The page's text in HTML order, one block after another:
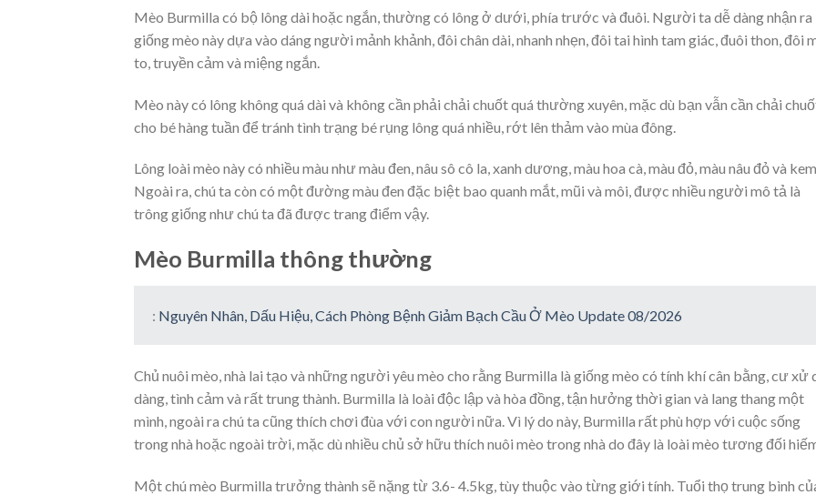
Mèo Burmilla có bộ lông dài hoặc ngắn, thường có lông ở dưới, phía trước và đuôi. Người ta dễ dàng nhận ra
giống mèo này dựa vào dáng người mảnh khảnh, đôi chân dài, nhanh nhẹn, đôi tai hình tam giác, đuôi thon, đôi
to, truyền cảm và miệng ngắn.
Mèo này có lông không quá dài và không cần phải chải chuốt quá thường xuyên, mặc dù bạn vẫn cần chải
cho bé hàng tuần để tránh tình trạng bé rụng lông quá nhiều, rớt lên thảm vào mùa đông.
Lông loài mèo này có nhiều màu như màu đen, nâu sô cô la, xanh dương, màu hoa cà, màu đỏ, màu nâu đỏ và
Ngoài ra, chú ta còn có một đường màu đen đặc biệt bao quanh mắt, mũi và môi, được nhiều người mô tả là
trông giống như chú ta đã được trang điểm vậy.
Mèo Burmilla thông thường
: Nguyên Nhân, Dấu Hiệu, Cách Phòng Bệnh Giảm Bạch Cầu Ở Mèo Update 08/2026
Chủ nuôi mèo, nhà lai tạo và những người yêu mèo cho rằng Burmilla là giống mèo có tính khí cân bằng, cư xử
dàng, tình cảm và rất trung thành. Burmilla là loài độc lập và hòa đồng, tận hưởng thời gian và lang thang một
mình, ngoài ra chú ta cũng thích chơi đùa với con người nữa. Vì lý do này, Burmilla rất phù hợp với cuộc sống
trong nhà hoặc ngoài trời, mặc dù nhiều chủ sở hữu thích nuôi mèo trong nhà do đây là loài mèo tương đối
Một chú mèo Burmilla trưởng thành sẽ nặng từ 3.6- 4.5kg, tùy thuộc vào từng giới tính. Tuổi thọ trung bình